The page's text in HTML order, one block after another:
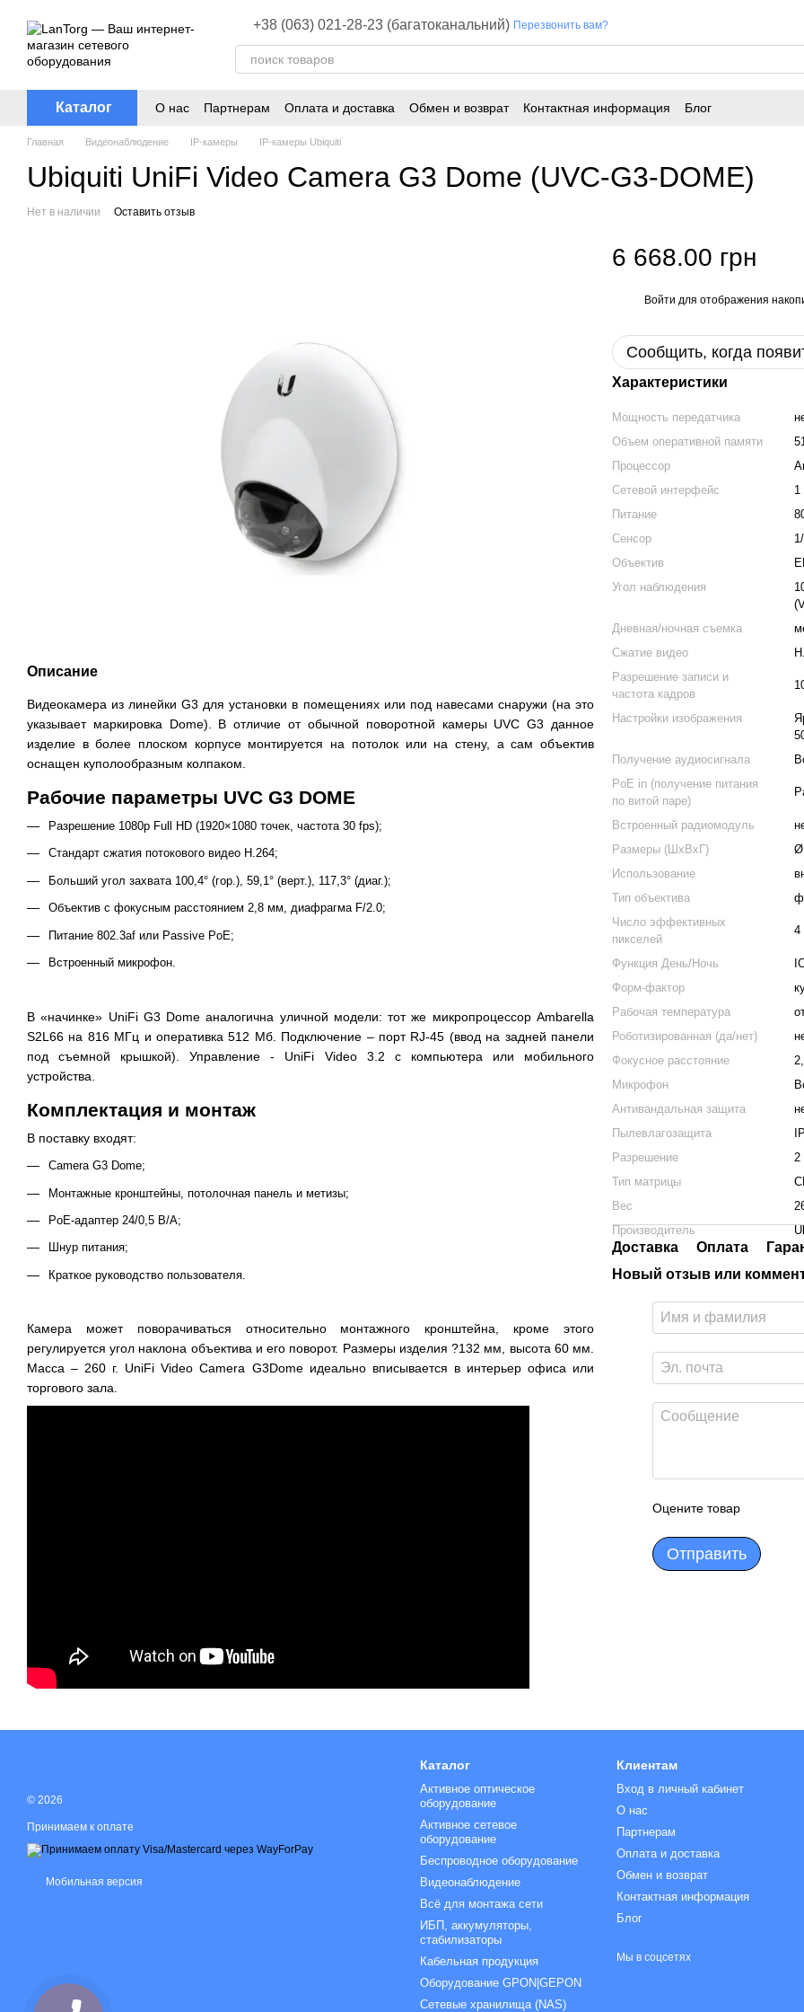
+38 (063) 021-28-23 (багатоканальний) Перезвонить вам?
Каталог О нас Партнерам Оплата и доставка Обмен и возврат Контактная информация Блог
Главная Видеонаблюдение ІР-камеры ІР-камеры Ubiquiti
Ubiquiti UniFi Video Camera G3 Dome (UVC‑G3‑DOME)
Нет в наличии Оставить отзыв
Описание
Видеокамера из линейки G3 для установки в помещениях или под навесами снаружи (на это
указывает маркировка Dome). В отличие от обычной поворотной камеры UVC G3 данное
изделие в более плоском корпусе монтируется на потолок или на стену, а сам объектив
оснащен куполообразным колпаком.
Рабочие параметры UVC G3 DOME
Разрешение 1080p Full HD (1920×1080 точек, частота 30 fps);
Стандарт сжатия потокового видео H.264;
Больший угол захвата 100,4° (гор.), 59,1° (верт.), 117,3° (диаг.);
Объектив с фокусным расстоянием 2,8 мм, диафрагма F/2.0;
Питание 802.3аf или Passive PoE;
Встроенный микрофон.
В «начинке» UniFi G3 Dome аналогична уличной модели: тот же микропроцессор Ambarella
S2L66 на 816 МГц и оперативка 512 Мб. Подключение – порт RJ-45 (ввод на задней панели
под съемной крышкой). Управление - UniFi Video 3.2 с компьютера или мобильного
устройства.
Комплектация и монтаж
В поставку входят:
Camera G3 Dome;
Монтажные кронштейны, потолочная панель и метизы;
PoE-адаптер 24/0,5 В/А;
Шнур питания;
Краткое руководство пользователя.
Камера может поворачиваться относительно монтажного кронштейна, кроме этого
регулируется угол наклона объектива и его поворот. Размеры изделия ?132 мм, высота 60 мм.
Масса – 260 г. UniFi Video Camera G3Dome идеально вписывается в интерьер офиса или
торгового зала.
6 668.00 грн
Войти для отображения
Сообщить, когда
Характеристики
Мощность передатчика
Объем оперативной памяти
Процессор
Сетевой интерфейс
1
Питание
Сенсор
Объектив
Угол наблюдения
Дневная/ночная съемка
Сжатие видео
Разрешение записи и
частота кадров
Настройки изображения
Получение аудиосигнала
PoE in (получение питания
по витой паре)
Встроенный радиомодуль
Размеры (ШxВxГ)
Ø
Использование
Тип объектива
Число эффективных
пикселей
4
Функция День/Ночь
Форм-фактор
Рабочая температура
Роботизированная (да/нет)
Фокусное расстояние
Микрофон
Антивандальная защита
Пылевлагозащита
Разрешение
2
Тип матрицы
Вес
Производитель
Доставка Оплата
Новый отзыв или
Оцените товар
Отправить
© 2026
Принимаем к оплате
Мобильная версия
Каталог
Активное оптическое
оборудование
Активное сетевое
оборудование
Беспроводное оборудование
Видеонаблюдение
Всё для монтажа сети
ИБП, аккумуляторы,
стабилизаторы
Кабельная продукция
Оборудование GPON|GEPON
Сетевые хранилища (NAS)
Клиентам
Вход в личный кабинет
О нас
Партнерам
Оплата и доставка
Обмен и возврат
Контактная информация
Блог
Мы в соцсетях